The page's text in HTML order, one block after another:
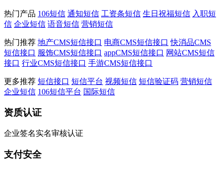
热门产品 106短信 通知短信 工资条短信 生日祝福短信 入职短
信 企业短信 语音短信 营销短信
热门推荐 地产CMS短信接口 电商CMS短信接口 快消品CMS
短信接口 服饰CMS短信接口 appCMS短信接口 网站CMS短信
接口 行业CMS短信接口 手游CMS短信接口
更多推荐 短信接口 短信平台 视频短信 短信验证码 营销短信
企业短信 106短信平台 国际短信
资质认证
企业签名实名审核认证
支付安全